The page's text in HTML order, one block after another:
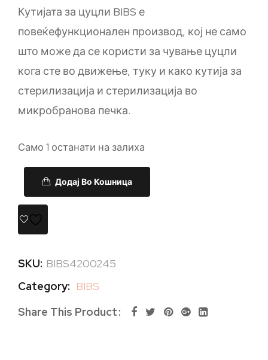
Кутијата за цуцли BIBS е
повеќефункционален производ, кој не само
што може да се користи за чување цуцли
кога сте во движење, туку и како кутија за
стерилизација и стерилизација во
микробранова печка.
Само 1 останати на залиха
Додај Во Кошница
SKU: BIBS4200245
Category: BIBS
Share This Product